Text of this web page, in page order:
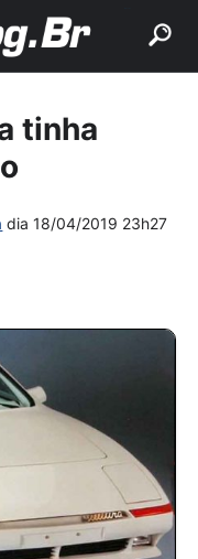
tinha
dia18/04/2019 23h27